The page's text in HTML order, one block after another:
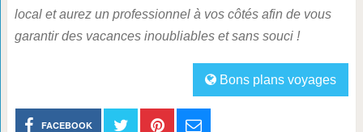
local et aurez un professionnel à vos côtés afin de vous
garantir des vacances inoubliables et sans souci !
Bons plans voyages
FACEBOOK